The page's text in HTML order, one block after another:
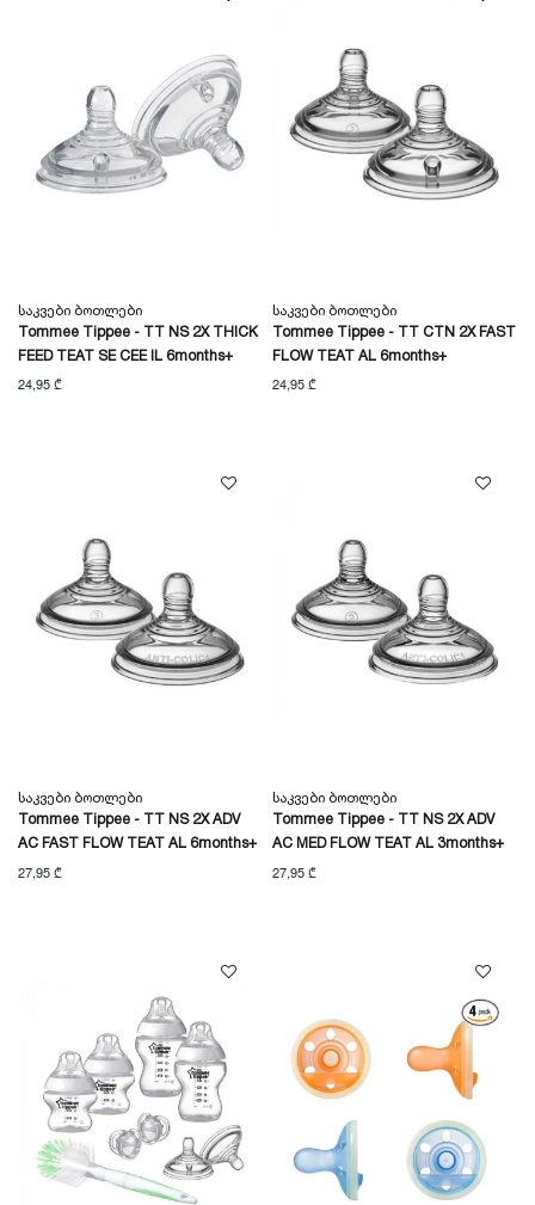
Საკვები Ბოთლები
Tommee Tippee - TT NS 2X THICK
FEED TEAT SE CEE IL 6months+
24,95 ₾
Საკვები Ბოთლები
Tommee Tippee - TT CTN 2X FAST
FLOW TEAT AL 6months+
24,95 ₾
Საკვები Ბოთლები
Tommee Tippee - TT NS 2X ADV
AC FAST FLOW TEAT AL 6months+
27,95 ₾
Საკვები Ბოთლები
Tommee Tippee - TT NS 2X ADV
AC MED FLOW TEAT AL 3months+
27,95 ₾